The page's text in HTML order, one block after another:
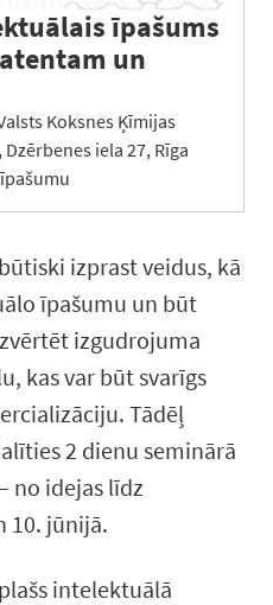
īpašums
un
Koksnes Ķīmijas
iela 27, Rīga
izprast veidus, kā
īpašumu un būt
izgudrojuma
kas var būt svarīgs
Tādēļ
2 dienu seminārā
no idejas līdz
10. jūnijā.
intelektuālā